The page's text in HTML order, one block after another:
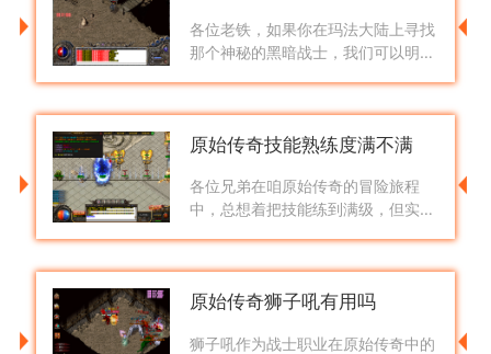
各位老铁，如果你在玛法大陆上寻找
那个神秘的黑暗战士，我们可以明确
教主复活后就被邪恶力量变成了现在
这个
原始传奇技能熟练度满不满
各位兄弟在咱原始传奇的冒险旅程
中，总想着把技能练到满级，但实际
的，每升一级都需要对应的熟练度积
累，
原始传奇狮子吼有用吗
狮子吼作为战士职业在原始传奇中的